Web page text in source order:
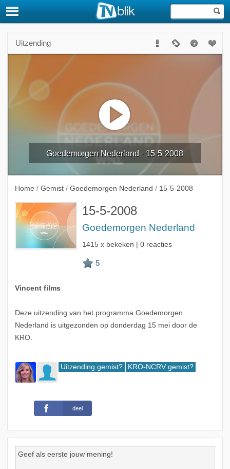
Uitzending
Goedemorgen Nederland - 15-5-2008
Home / Gemist / Goedemorgen Nederland / 15-5-2008
15-5-2008
Goedemorgen Nederland
1415 x bekeken | 0 reacties
Vincent films
Deze uitzending van het programma Goedemorgen
Nederland is uitgezonden op donderdag 15 mei door de
KRO.
Uitzending gemist? KRO-NCRV gemist?
deel